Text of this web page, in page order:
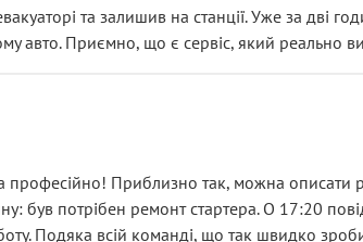
на довірі, і саме її цей сервіс
і рахунках
а не формального “подивились і поїхав”
враження, що сервіс працює не на
- все добре
та залишив на станції. Уже за дві
авто. Приємно, що є сервіс, який реально
професійно! Приблизно так, можна описати
був потрібен ремонт стартера. О 17:20
Подяка всій команді, що так швидко